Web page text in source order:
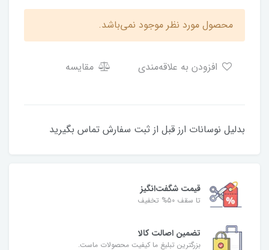
محصول مورد نظر موجود نمی‌باشد.
مقایسه
بدلیل نوسانات ارز قبل از ثبت سفارش تماس بگیرید
قیمت شگفت‌انگیز
تا سقف 50% تخفیف
تضمین اصالت کالا
بزرگترین تبلیغ ما کیفیت محصولات ماست.